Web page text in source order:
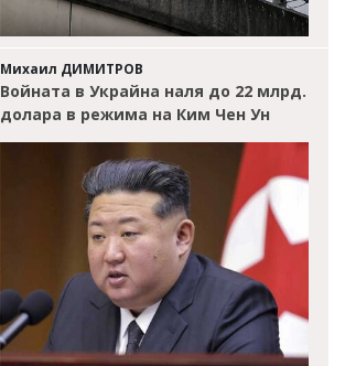
Михаил ДИМИТРОВ
Войната в Украйна наля до 22 млрд.
долара в режима на Ким Чен Ун